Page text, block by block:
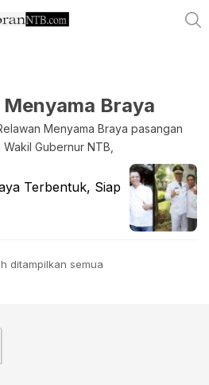
Braya
Menyama Braya pasangan
Gubernur NTB,
Terbentuk, Siap
ditampilkan semua